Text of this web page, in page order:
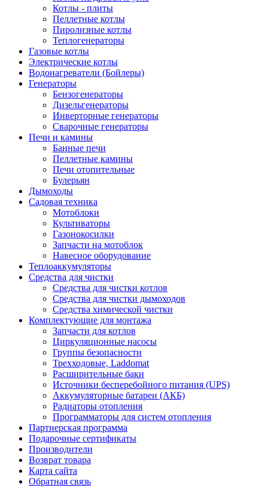
Котлы - плиты
Пеллетные котлы
Пиролизные котлы
Теплогенераторы
Газовые котлы
Электрические котлы
Водонагреватели (Бойлеры)
Генераторы
Бензогенераторы
Дизельгенераторы
Инверторные генераторы
Сварочные генераторы
Печи и камины
Банные печи
Пеллетные камины
Печи отопительные
Булерьян
Дымоходы
Садовая техника
Мотоблоки
Культиваторы
Газонокосилки
Запчасти на мотоблок
Навесное оборудование
Теплоаккумуляторы
Средства для чистки
Средства для чистки котлов
Средства для чистки дымоходов
Средства химической чистки
Комплектующие для монтажа
Запчасти для котлов
Циркуляционные насосы
Группы безопасности
Трехходовые, Laddomat
Расширительные баки
Источники бесперебойного питания (UPS)
Аккумуляторные батареи (АКБ)
Радиаторы отопления
Программаторы для систем отопления
Партнерская программа
Подарочные сертификаты
Производители
Возврат товара
Карта сайта
Обратная связь